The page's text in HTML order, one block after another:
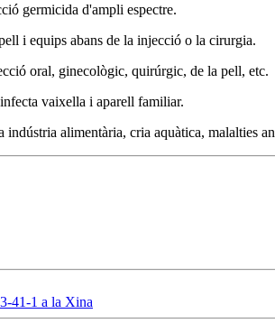
germicida d'ampli espectre.
i equips abans de la injecció o la cirurgia.
oral, ginecològic, quirúrgic, de la pell, etc.
vaixella i aparell familiar.
indústria alimentària, cria aquàtica, malalties
41-1 a la Xina